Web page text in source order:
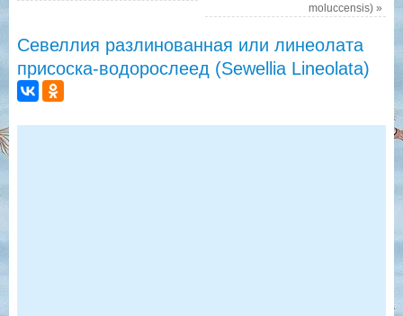
moluccensis)»
Севеллия разлинованная или линеолата
присоска-водорослеед (Sewellia Lineolata)